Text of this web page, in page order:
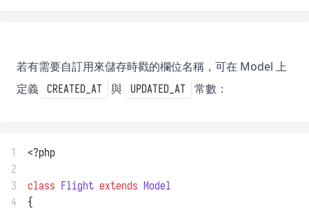
若有需要自訂用來儲存時戳的欄位名稱，可在 Model 上
定義 CREATED_AT 與 UPDATED_AT 常數：
1
<?php
2
3
class Flight extends Model
4
{